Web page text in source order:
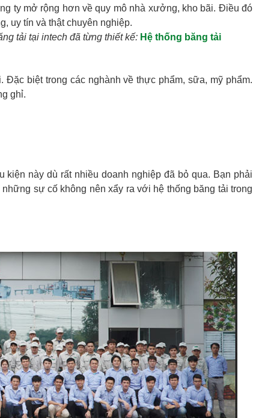
ty mở rộng hơn về quy mô nhà xưởng, kho bãi. Điều đó
uy tín và thật chuyên nghiệp.
tải tại intech đã từng thiết kế: Hệ thống băng tải
biệt trong các nghành về thực phẩm, sữa, mỹ phẩm.
ghỉ.
này dù rất nhiều doanh nghiệp đã bỏ qua. Bạn phải
sự cố không nên xẩy ra với hệ thống băng tải trong